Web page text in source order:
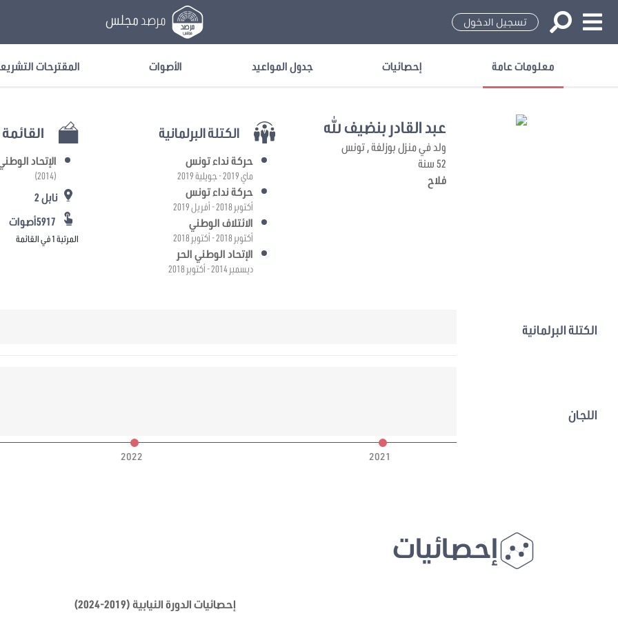
تسجيل الدخول مرصد مجلس
معلومات عامة إحصائيات جدول المواعيد الأصوات المقترحات
عبد القادر بنضيف الله
ولد في منزل بوزلفة , تونس
52 سنة
فلاح
الكتلة البرلمانية
حركة نداء تونس
ماي 2019 - جويلية 2019
حركة نداء تونس
أكتوبر 2018 - أفريل 2019
الائتلاف الوطني
أكتوبر 2018 - أكتوبر 2018
الإتحاد الوطني الحر
ديسمبر 2014 - أكتوبر 2018
القائمة
الإتحاد
(2014)
نابل 2
المرتبة 1 في القائمة
الكتلة البرلمانية
اللجان
2021
2022
إحصائيات
إحصائيات الدورة النيابية (2019-2024)